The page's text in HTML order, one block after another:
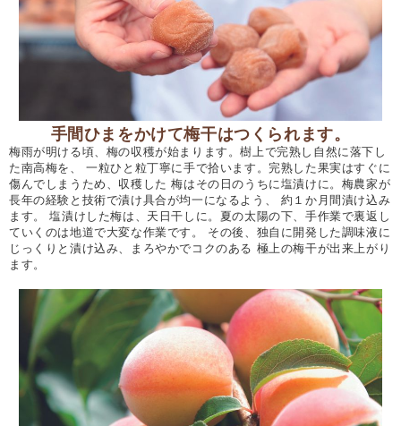
手間ひまをかけて梅干はつくられます。
梅雨が明ける頃、梅の収穫が始まります。樹上で完熟し自然に落下し
た南高梅を、 一粒ひと粒丁寧に手で拾います。完熟した果実はすぐに
傷んでしまうため、収穫した 梅はその日のうちに塩漬けに。梅農家が
長年の経験と技術で漬け具合が均一になるよう、 約１か月間漬け込み
ます。 塩漬けした梅は、天日干しに。夏の太陽の下、手作業で裏返し
ていくのは地道で大変な作業です。 その後、独自に開発した調味液に
じっくりと漬け込み、まろやかでコクのある 極上の梅干が出来上がり
ます。